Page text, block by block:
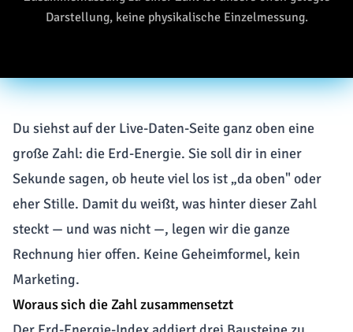
Darstellung, keine physikalische Einzelmessung.
Du siehst auf der Live-Daten-Seite ganz oben eine
große Zahl: die Erd-Energie. Sie soll dir in einer
Sekunde sagen, ob heute viel los ist „da oben" oder
eher Stille. Damit du weißt, was hinter dieser Zahl
steckt — und was nicht —, legen wir die ganze
Rechnung hier offen. Keine Geheimformel, kein
Marketing.
Woraus sich die Zahl zusammensetzt